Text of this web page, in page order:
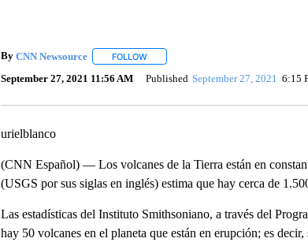
By CNN Newsource FOLLOWFOLLOW "" TO RECEIVE
September 27, 2021 11:56 AM Published September 27, 2021 6:15
urielblanco
(CNN Español) — Los volcanes de la Tierra están en
(USGS por sus siglas en inglés) estima que hay cerca de
Las estadísticas del Instituto Smithsoniano, a través del
hay 50 volcanes en el planeta que están en erupción; es